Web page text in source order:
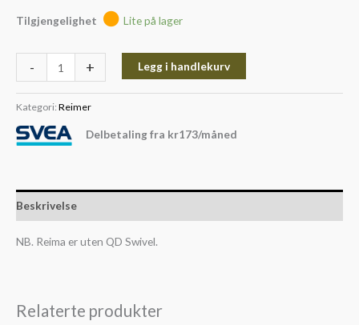
Tilgjengelighet Lite på lager
- + Legg i handlekurv
Kategori: Reimer
Delbetaling fra kr173/måned
Beskrivelse
NB. Reima er uten QD Swivel.
Relaterte produkter